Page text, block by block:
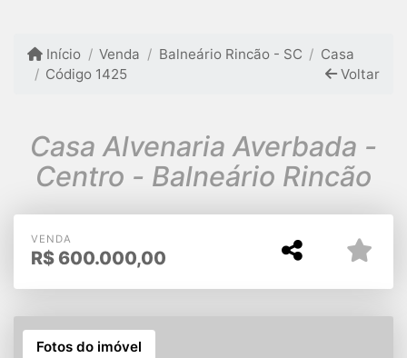
Início Venda Balneário Rincão - SC
Casa
Código 1425
Voltar
Casa Alvenaria Averbada -
Centro - Balneário Rincão
VENDA
R$ 600.000,00
Fotos do imóvel